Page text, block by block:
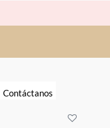
Contáctanos